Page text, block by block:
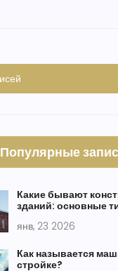
Популярные
Какие бывают
зданий: основные
янв, 23 2026
Как называется
стройке?